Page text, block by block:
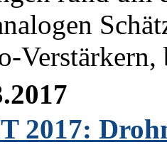
2017: